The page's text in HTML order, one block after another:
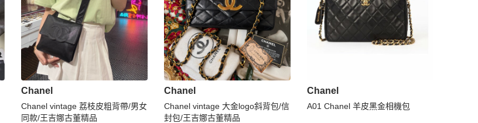
Chanel
Chanel vintage 荔枝皮粗背帶/男女
同款/王吉娜古董精品
Chanel
Chanel vintage 大金logo斜背包/信
封包/王吉娜古董精品
Chanel
A01 Chanel 羊皮黑金相機包